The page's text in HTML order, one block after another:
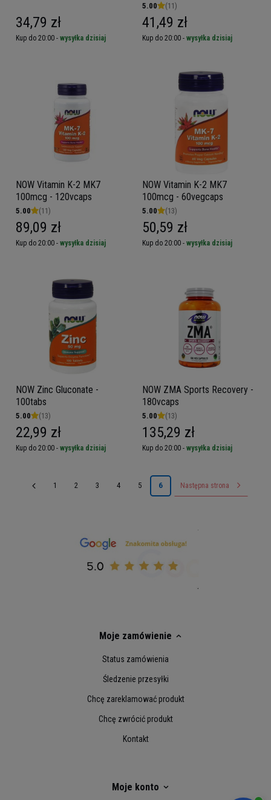
Mieszanymi Tokoferolami
34,79 zł
Kup do 20:00 - wysyłka dzisiaj
5.00 (11)
41,49 zł
Kup do 20:00 - wysyłka dzisiaj
NOW Vitamin K-2 MK7
100mcg - 120vcaps
5.00 (11)
89,09 zł
Kup do 20:00 - wysyłka dzisiaj
NOW Vitamin K-2 MK7
100mcg - 60vegcaps
5.00 (13)
50,59 zł
Kup do 20:00 - wysyłka dzisiaj
NOW Zinc Gluconate -
100tabs
5.00 (13)
22,99 zł
Kup do 20:00 - wysyłka dzisiaj
NOW ZMA Sports Recovery -
180vcaps
5.00 (13)
135,29 zł
Kup do 20:00 - wysyłka dzisiaj
1 2 3 4 5 6 Następna strona
Moje zamówienie
Status zamówienia
Śledzenie przesyłki
Chcę zareklamować produkt
Chcę zwrócić produkt
Kontakt
Moje konto